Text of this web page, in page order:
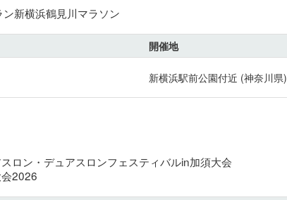
新横浜鶴見川マラソン
開催地
新横浜駅前公園付近 (神奈川県)
ロン・デュアスロンフェスティバルin加須大会
2026